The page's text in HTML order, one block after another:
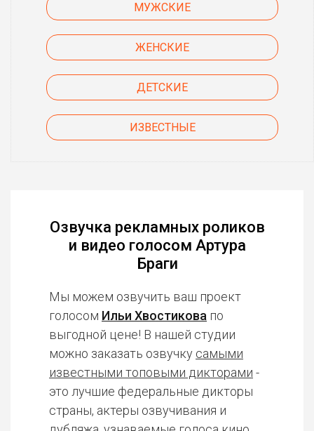
МУЖСКИЕ
ЖЕНСКИЕ
ДЕТСКИЕ
ИЗВЕСТНЫЕ
Озвучка рекламных роликов
и видео голосом Артура
Браги
Мы можем озвучить ваш проект
голосом Ильи Хвостикова по
выгодной цене! В нашей студии
можно заказать озвучку самыми
известными топовыми дикторами -
это лучшие федеральные дикторы
страны, актеры озвучивания и